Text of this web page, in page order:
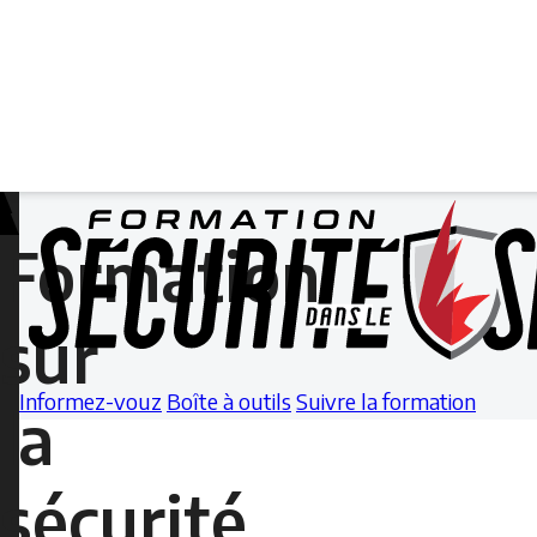
Formation
sur
la
sécurité
Informez-vouz Boîte à outils Suivre la formation
Sunday,
19:27
Sunday,
February